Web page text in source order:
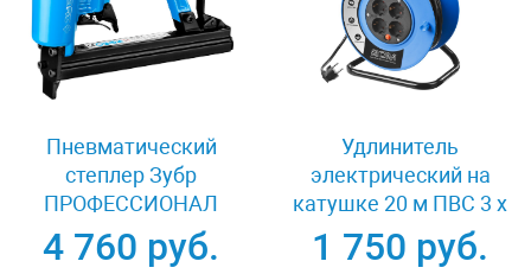
Пневматический
степлер Зубр
ПРОФЕССИОНАЛ
3191
4 760 руб.
Удлинитель
электрический на
катушке 20 м ПВС 3 х
1кв мм 4 гнезда Зубр
ПРОФЕССИОНАЛ
1 750 руб.